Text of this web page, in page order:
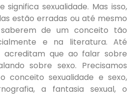
significa sexualidade. Mas isso,
estão erradas ou até mesmo
de um conceito tão
e na literatura. Até
acreditam que ao falar sobre
sobre sexo. Precisamos
conceito sexualidade e sexo,
a fantasia sexual, o